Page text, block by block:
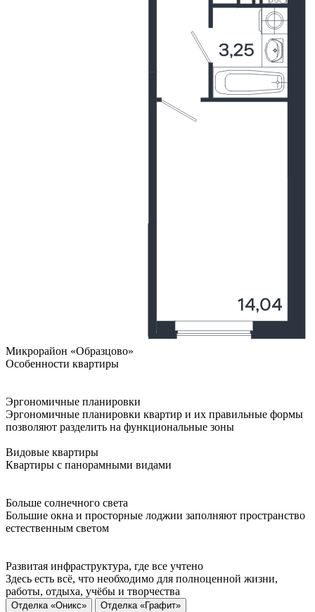
Микрорайон «Образцово»
Особенности квартиры
Эргономичные планировки
Эргономичные планировки квартир и их правильные формы
позволяют разделить на функциональные зоны
Видовые квартиры
Квартиры с панорамными видами
Больше солнечного света
Большие окна и просторные лоджии заполняют пространство
естественным светом
Развитая инфраструктура, где все учтено
Здесь есть всё, что необходимо для полноценной жизни,
работы, отдыха, учёбы и творчества
Отделка «Оникс» Отделка «Графит»